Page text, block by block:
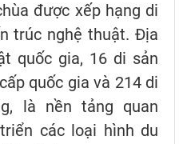
được xếp hạng di
trúc nghệ thuật. Địa
quốc gia, 16 di sản
quốc gia và 214 di
là nền tảng quan
các loại hình du